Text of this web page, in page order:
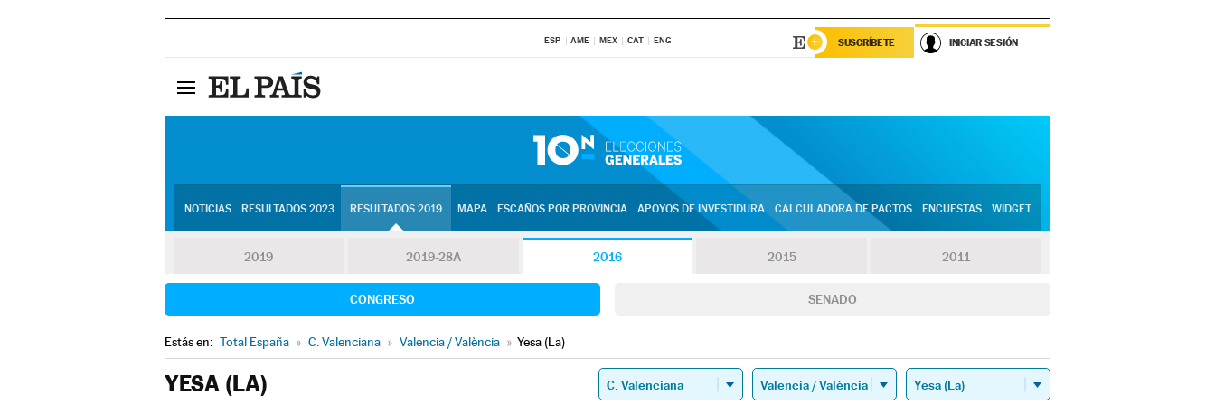
ESP AME MEX CAT ENG SUSCRÍBETE INICIAR SESIÓN
NOTICIAS RESULTADOS 2023 RESULTADOS 2019 MAPA ESCAÑOS POR PROVINCIA APOYOS DE INVESTIDURA CALCULADORA DE PACTOS ENCUESTAS WIDGET
2019 2019-28A 2016 2015 2011
CONGRESO SENADO
Estás en: Total España » C. Valenciana » Valencia / València » Yesa (La)
YESA (LA)